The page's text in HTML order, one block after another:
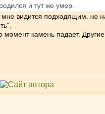
и тут же умер.
мне видится подходящим. не
камень падает.